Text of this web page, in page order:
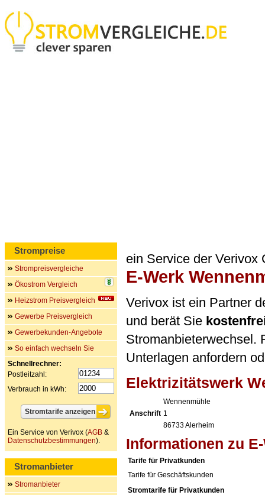
ein Service der Verivox
E-Werk
Verivox ist ein Partner
und berät Sie
Stromanbieterwechsel.
Unterlagen anfordern
Elektrizitätswerk
Anschrift
Wennenmühle
1
86733Alerheim
Informationen zu
Tarife für Privatkunden
Tarife für Geschäftskunden
Stromtarife für Privatkunden
Strompreise
Strompreisvergleiche
Ökostrom Vergleich
Heizstrom Preisvergleich
Gewerbe Preisvergleich
Gewerbekunden-Angebote
So einfach wechseln Sie
Schnellrechner:
Postleitzahl:
Verbrauch in kWh:
Ein Service von Verivox (AGB &
Datenschutzbestimmungen).
Stromanbieter
Stromanbieter